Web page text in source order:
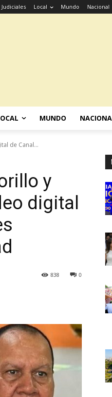
Judiciales Local Mundo Nacional
MUNDO
de Canal...
y
digital
0
838